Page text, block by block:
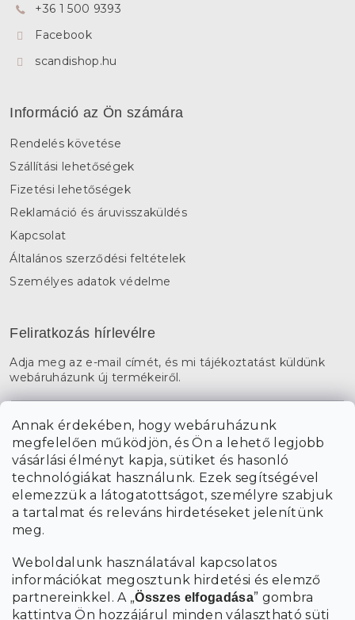
Annak érdekében, hogy webáruházunk
megfelelően működjön, és Ön a lehető legjobb
vásárlási élményt kapja, sütiket és hasonló
technológiákat használunk. Ezek segítségével
elemezzük a látogatottságot, személyre szabjuk
a tartalmat és releváns hirdetéseket jelenítünk
meg.
Weboldalunk használatával kapcsolatos
információkat megosztunk hirdetési és elemző
partnereinkkel. A „Összes elfogadása” gombra
kattintva Ön hozzájárul minden választható süti
+36 1 500 9393
Facebook
scandishop.hu
Információ az Ön számára
Rendelés követése
Szállítási lehetőségek
Fizetési lehetőségek
Reklamáció és áruvisszaküldés
Kapcsolat
Általános szerződési feltételek
Személyes adatok védelme
Feliratkozás hírlevélre
Adja meg az e-mail címét, és mi tájékoztatást küldünk
webáruházunk új termékeiről.
A hírlevelekre való feliratkozással egyetérteka személyes
adatok feldolgozásával.
FELIRATKOZÁS